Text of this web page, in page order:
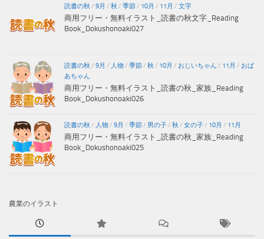
読書の秋 / 9月 / 秋 / 季節/ 10月 / 11月 / 文字
商用フリー・無料イラスト_読書の秋文字_Reading
Book_Dokushonoaki027
読書の秋 / 9月 / 人物/ 季節/ 秋 / 10月 / おじいちゃん / 11月 / おば
あちゃん
商用フリー・無料イラスト_読書の秋_家族_Reading
Book_Dokushonoaki026
読書の秋 / 人物/ 9月 / 季節/ 男の子/ 秋 / 女の子/ 10月 / 11月
商用フリー・無料イラスト_読書の秋_家族_Reading
Book_Dokushonoaki025
農業のイラスト